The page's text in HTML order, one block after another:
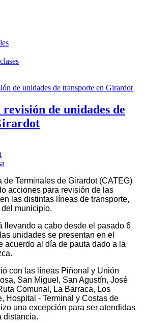
de unidades de
de Terminales de Girardot (CATEG)
acciones para revisión de las
las distintas líneas de transporte,
municipio.
llevando a cabo desde el pasado 6
unidades se presentan en el
acuerdo al día de pauta dado a la
con las líneas Piñonal y Unión
San Miguel, San Agustín, José
Comunal, La Barraca, Los
Hospital - Terminal y Costas de
una excepción para ser atendidas
distancia.